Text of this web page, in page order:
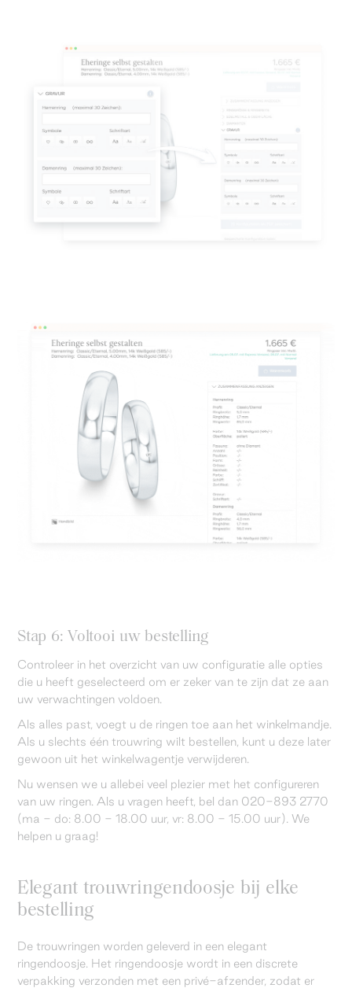
Stap 6: Voltooi uw bestelling
Controleer in het overzicht van uw configuratie alle opties
die u heeft geselecteerd om er zeker van te zijn dat ze aan
uw verwachtingen voldoen.
Als alles past, voegt u de ringen toe aan het winkelmandje.
Als u slechts één trouwring wilt bestellen, kunt u deze later
gewoon uit het winkelwagentje verwijderen.
Nu wensen we u allebei veel plezier met het configureren
van uw ringen. Als u vragen heeft, bel dan 020-893 2770
(ma - do: 8.00 - 18.00 uur, vr: 8.00 - 15.00 uur). We
helpen u graag!
Elegant trouwringendoosje bij elke
bestelling
De trouwringen worden geleverd in een elegant
ringendoosje. Het ringendoosje wordt in een discrete
verpakking verzonden met een privé-afzender, zodat er